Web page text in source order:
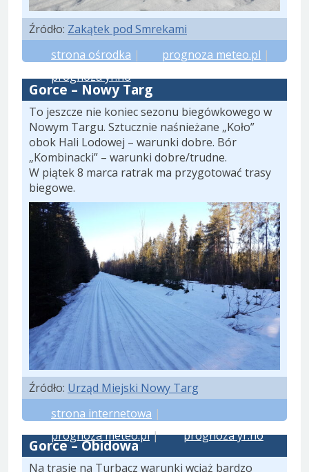
Źródło: Zakątek pod Smrekami
strona ośrodka | prognoza meteo.pl |
prognoza yr.no
Gorce – Nowy Targ
To jeszcze nie koniec sezonu biegówkowego w
Nowym Targu. Sztucznie naśnieżane „Koło”
obok Hali Lodowej – warunki dobre. Bór
„Kombinacki” – warunki dobre/trudne.
W piątek 8 marca ratrak ma przygotować trasy
biegowe.
Źródło: Urząd Miejski Nowy Targ
strona internetowa |
prognoza meteo.pl| prognoza yr.no
Gorce – Obidowa
Na trasie na Turbacz warunki wciąż bardzo